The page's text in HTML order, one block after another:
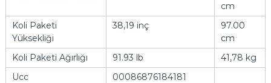
cm
Koli Paketi
Yüksekliği
38,19 inç
97.00
cm
Koli Paketi Ağırlığı
91.93 lb
41,78 kg
Ucc
00086876184181